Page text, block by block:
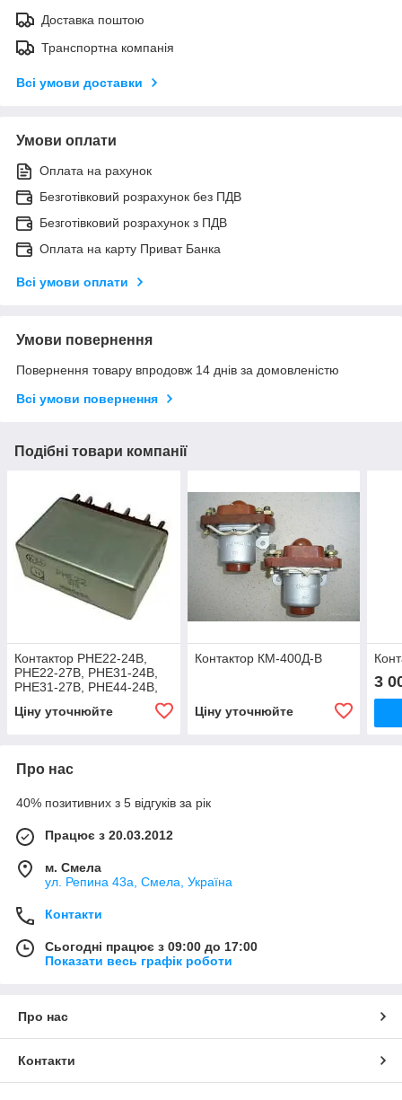
Доставка поштою
Транспортна компанія
Всі умови доставки
Умови оплати
Оплата на рахунок
Безготівковий розрахунок без ПДВ
Безготівковий розрахунок з ПДВ
Оплата на карту Приват Банка
Всі умови оплати
Умови повернення
Повернення товару впродовж 14 днів за домовленістю
Всі умови повернення
Подібні товари компанії
Контактор РНЕ22-24В,
РНЕ22-27В, РНЕ31-24В,
РНЕ31-27В, РНЕ44-24В,
РНЕ44-27В , РНЕ66-24В,
РНЕ66-27В
Ціну уточнюйте
Контактор КМ-400Д-В
Ціну уточнюйте
3
Про нас
40% позитивних з 5 відгуків за рік
Працює з 20.03.2012
м. Смела
ул. Репина 43а, Смела, Україна
Контакти
Сьогодні працює з 09:00 до 17:00
Показати весь графік роботи
Про нас
Контакти